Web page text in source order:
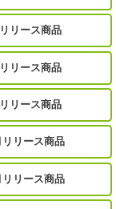
リース商品
リース商品
リース商品
リリース商品
リリース商品